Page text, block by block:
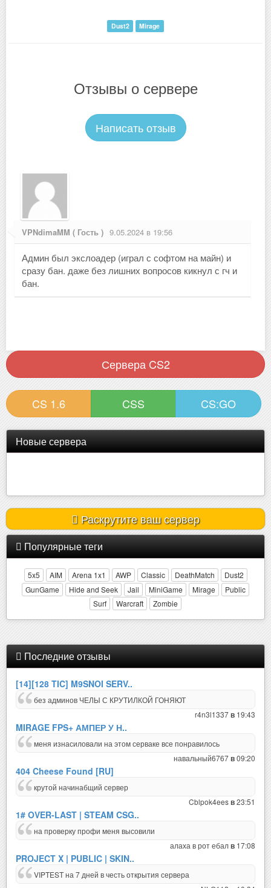
Dust2 Mirage
Отзывы о сервере
Написать отзыв
VPNdimaMM ( Гость ) 9.05.2024 в 19:56
Админ был экслоадер (играл с софтом на майн) и
сразу бан. даже без лишних вопросов кикнул с гч и
бан.
Сервера CS2
CS 1.6 CSS CS:GO
Новые сервера
Раскрутите ваш сервер
Популярные теги
5x5 AIM Arena 1x1 AWP Classic DeathMatch
Dust2
GunGame
Hide and Seek Jail MiniGame Mirage
Public
Surf
Warcraft Zombie
Последние отзывы
[14][128 TIC] M9SNOI SERV..
без админов ЧЕЛЫ С КРУТИЛКОЙ ГОНЯЮТ
r4n3l1337в 19:43
MIRAGE FPS+ АМПЕР У Н..
меня изнасиловали на этом серваке все понравилось
навальный6767в09:20
404 Cheese Found [RU]
крутой начинабщий сервер
Cblpok4eesв23:51
1# OVER-LAST | STEAM CSG..
на проверку профи меня высовили
алаха в рот ебалв 17:08
PROJECT X | PUBLIC | SKIN..
VIPTEST на 7 дней в честь открытия сервера